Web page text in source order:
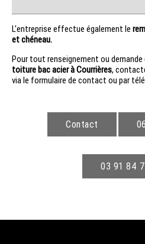
L'entreprise effectue également le
et chéneau.
Pour tout renseignement ou demande
toiture bac acier à Courrières,
via le formulaire de contact ou par
Contact
03 91 84